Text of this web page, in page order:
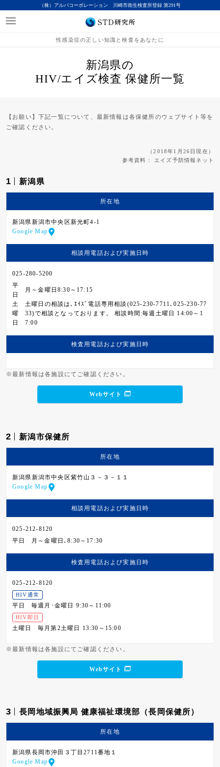
（株）アルバコーポレーション 川崎市衛生検査所登録 第291号
性感染症の正しい知識と検査をあなたに
新潟県の
HIV/エイズ検査 保健所一覧
【お願い】下記一覧について、最新情報は各保健所のウェブサイト等を
ご確認ください。
（2018年1月26日現在）
参考資料：
エイズ予防情報ネット
1 新潟県
所在地
新潟県新潟市中央区新光町4-1
Google Map
相談用電話および実施日時
025-280-5200
平
日
月～金曜日8:30～17:15
土
曜
日
土曜日の相談は､ｴｲｽﾞ電話専用相談(025-230-7711､025-230-77
33)で相談となっております。 相談時間:毎週土曜日 14:00～1
7:00
検査用電話および実施日時
※最新情報は各施設にてご確認ください。
Webサイト
2 新潟市保健所
所在地
新潟県新潟市中央区紫竹山３－３－１１
Google Map
相談用電話および実施日時
025-212-8120
平日
月～金曜日､8:30～17:30
検査用電話および実施日時
025-212-8120
HIV通常
平日 毎週月･金曜日 9:30～11:00
HIV即日
土曜日 毎月第2土曜日 13:30～15:00
※最新情報は各施設にてご確認ください。
Webサイト
3 長岡地域振興局 健康福祉環境部（長岡保健所）
所在地
新潟県長岡市沖田３丁目2711番地１
Google Map